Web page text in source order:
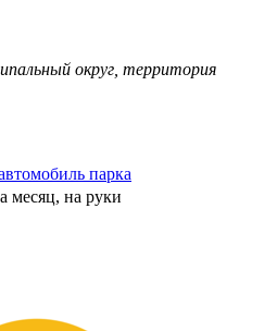
округ, территория
парка
месяц, на руки